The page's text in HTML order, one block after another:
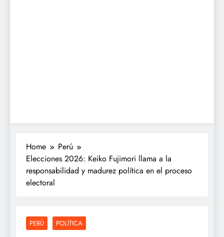
Home
Perú
Elecciones 2026: Keiko Fujimori llama a la
responsabilidad y madurez política en el proceso
electoral
PERÚ POLÍTICA